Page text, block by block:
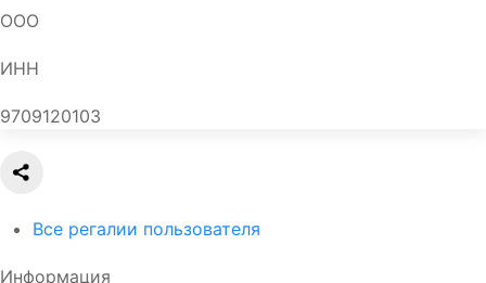
ООО
ИНН
9709120103
Все регалии пользователя
Информация